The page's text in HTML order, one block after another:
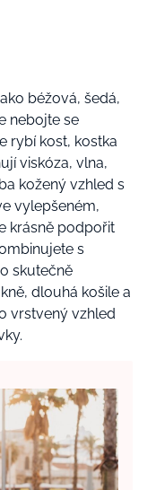
béžová, šedá,
nebojte se
rybí kost, kostka
viskóza, vlna,
kožený vzhled s
vylepšeném,
krásně podpořit
s
skutečně
dlouhá košile a
vrstvený vzhled